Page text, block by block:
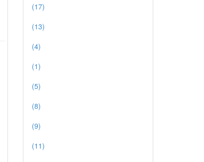
(17)
(13)
(4)
(1)
(5)
(8)
(9)
(11)